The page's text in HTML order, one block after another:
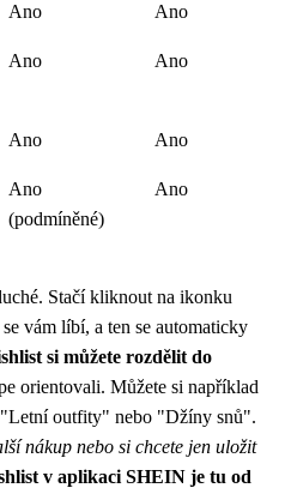
Ano Ano
Ano Ano
Ano Ano
Ano
(podmíněné)
Ano
Stačí kliknout na ikonku
vám líbí, a ten se automaticky
si můžete rozdělit do
orientovali. Můžete si například
outfity" nebo "Džíny snů".
nákup nebo si chcete jen uložit
v aplikaci SHEIN je tu od